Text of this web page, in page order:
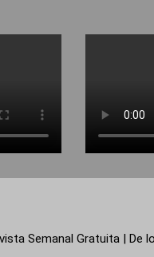
Semanal Gratuita |